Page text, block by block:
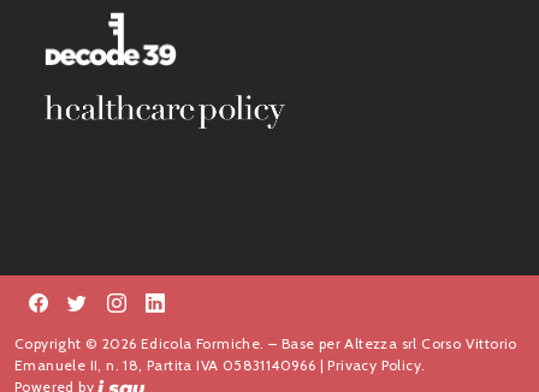
Copyright © 2026 Edicola Formiche. – Base per Altezza srl Corso Vittorio
Emanuele II, n. 18, Partita IVA 05831140966 |Privacy Policy.
Powered by